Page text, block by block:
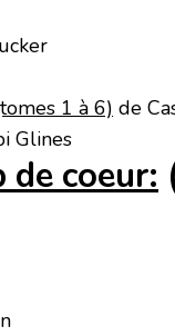
1 à 6) de
Glines
de coeur: